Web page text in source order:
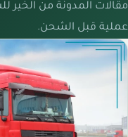
مقالات المدونة من
عملية قبل الشحن.